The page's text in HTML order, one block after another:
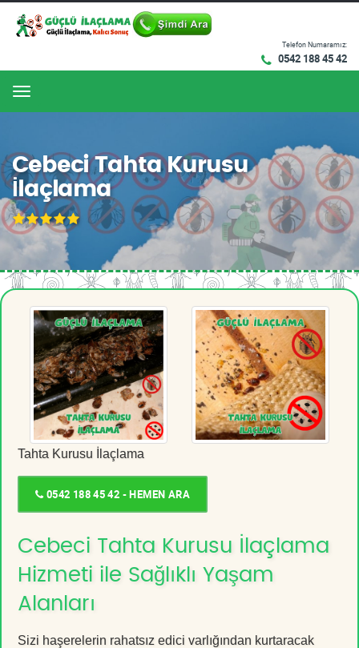
Telefon Numaramız:
0542 188 45 42
Menu
Cebeci Tahta Kurusu
İlaçlama
Tahta Kurusu İlaçlama
0542 188 45 42 - HEMEN ARA
Cebeci Tahta Kurusu İlaçlama
Hizmeti ile Sağlıklı Yaşam
Alanları
Sizi haşerelerin rahatsız edici varlığından kurtaracak